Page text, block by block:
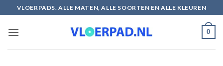
naar
inhoud
VLOERPADS. ALLE MATEN, ALLE SOORTEN EN ALLE KLEUREN
0